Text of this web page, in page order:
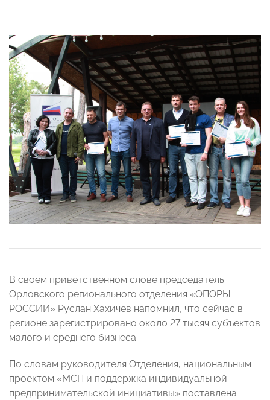
В своем приветственном слове председатель
Орловского регионального отделения «ОПОРЫ
РОССИИ» Руслан Хахичев напомнил, что сейчас в
регионе зарегистрировано около 27 тысяч субъектов
малого и среднего бизнеса.
По словам руководителя Отделения, национальным
проектом «МСП и поддержка индивидуальной
предпринимательской инициативы» поставлена